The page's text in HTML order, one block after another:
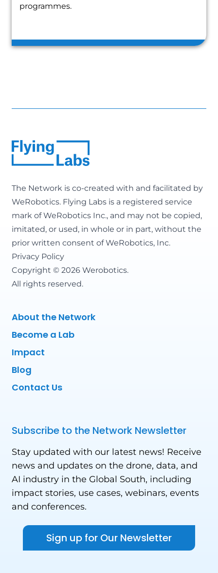
programmes.
The Network is co-created with and facilitated by
WeRobotics. Flying Labs is a registered service
mark of WeRobotics Inc., and may not be copied,
imitated, or used, in whole or in part, without the
prior written consent of WeRobotics, Inc.
Privacy Policy
Copyright © 2026 Werobotics.
All rights reserved.
About the Network
Become a Lab
Impact
Blog
Contact Us
Subscribe to the Network Newsletter
Stay updated with our latest news! Receive
news and updates on the drone, data, and
AI industry in the Global South, including
impact stories, use cases, webinars, events
and conferences.
Sign up for Our Newsletter